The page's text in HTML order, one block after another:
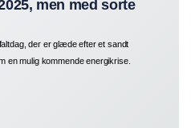
men med sorte
der er glæde efter et sandt
en mulig kommende energikrise.